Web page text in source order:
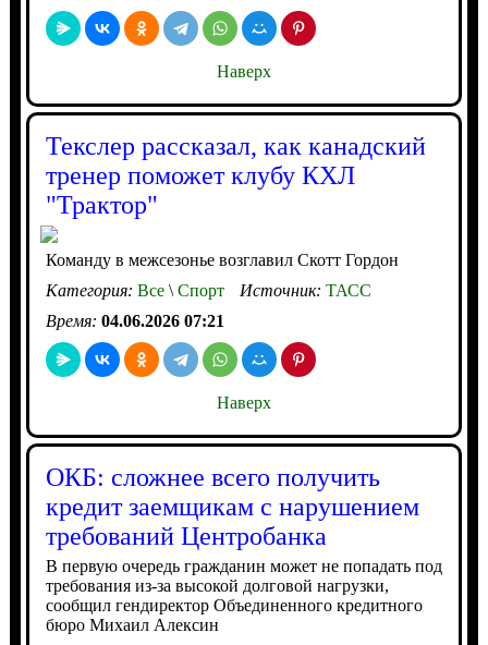
Наверх
Текслер рассказал, как канадский
тренер поможет клубу КХЛ
"Трактор"
Команду в межсезонье возглавил Скотт Гордон
Категория: Все\Спорт Источник: ТАСС
Время: 04.06.2026 07:21
Наверх
ОКБ: сложнее всего получить
кредит заемщикам с нарушением
требований Центробанка
В первую очередь гражданин может не попадать под
требования из-за высокой долговой нагрузки,
сообщил гендиректор Объединенного кредитного
бюро Михаил Алексин